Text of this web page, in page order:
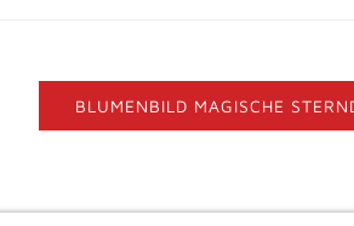
BLUMENBILD MAGISCHE